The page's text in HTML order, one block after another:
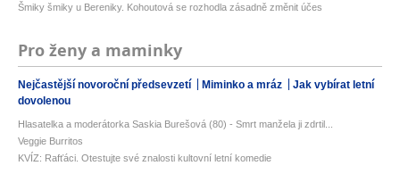
Šmiky šmiky u Bereniky. Kohoutová se rozhodla zásadně změnit účes
Pro ženy a maminky
Nejčastější novoroční předsevzetí Miminko a mráz
Jak vybírat letní
dovolenou
Hlasatelka a moderátorka Saskia Burešová (80) - Smrt manžela ji zdrtil...
Veggie Burritos
KVÍZ: Rafťáci. Otestujte své znalosti kultovní letní komedie